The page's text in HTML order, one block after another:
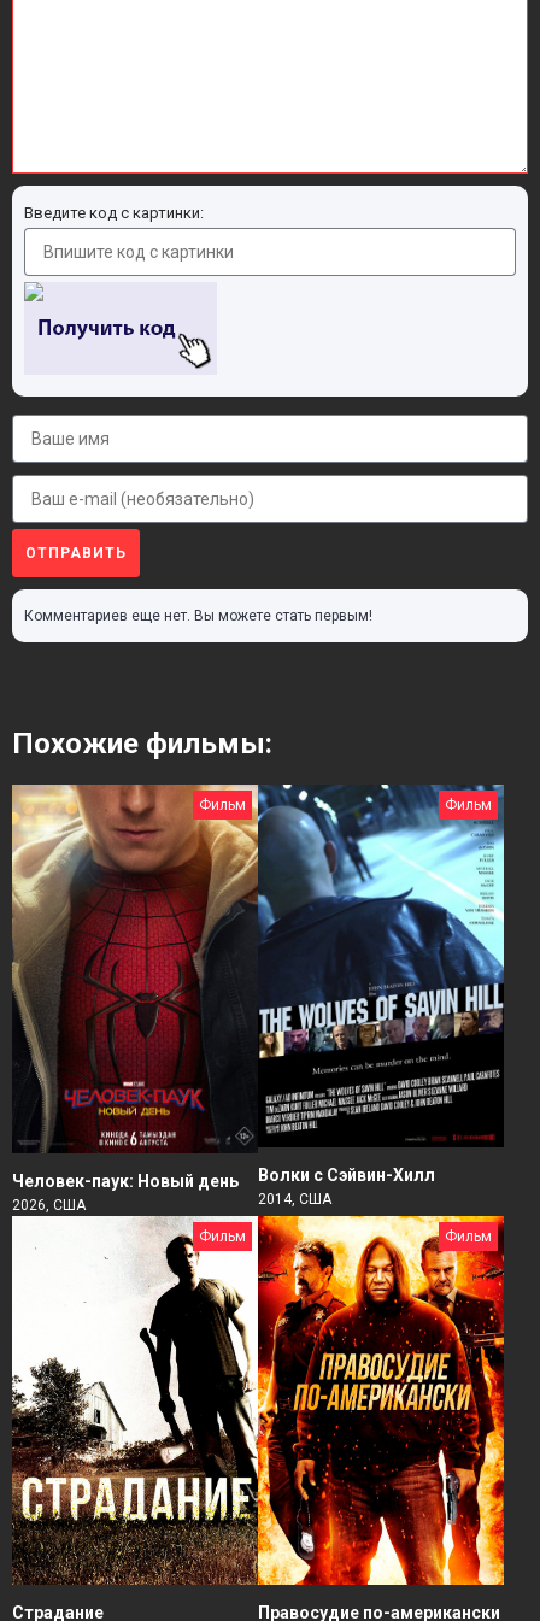
Введите код с картинки:
ОТПРАВИТЬ
Комментариев еще нет. Вы можете стать первым!
Похожие фильмы:
Фильм
Человек-паук: Новый день
2026, США
Фильм
Волки с Сэйвин-Хилл
2014, США
Фильм
Страдание
Фильм
Правосудие по-американски